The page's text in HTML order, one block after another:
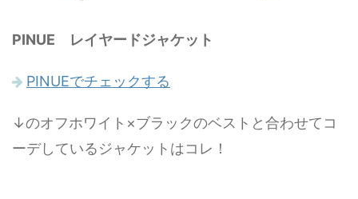
PINUE レイヤードジャケット
PINUEでチェックする
↓のオフホワイト×ブラックのベストと合わせてコ
ーデしているジャケットはコレ！